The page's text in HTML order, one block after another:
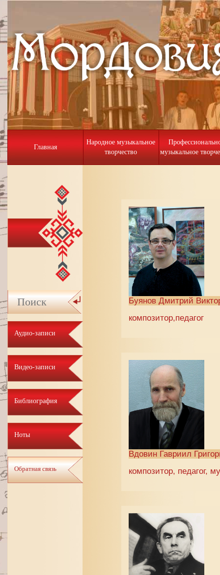
Главная
Народное музыкальное
творчество
музыкальное
Аудио-записи
Видео-записи
Библиография
Ноты
Обратная связь
Буянов Дмитрий
композитор,педагог
Вдовин Гавриил
композитор, педагог,